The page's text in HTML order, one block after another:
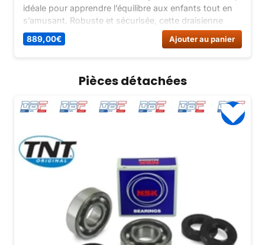
idéale pour apprendre l’équilibre aux enfants tout en
s’amusant. Robuste et sécurisée, cette draisienne
électrique est parfaite pour les premières sensations
de vitesse et de liberté.
889,00€ Ajouter au panier
Pièces détachées